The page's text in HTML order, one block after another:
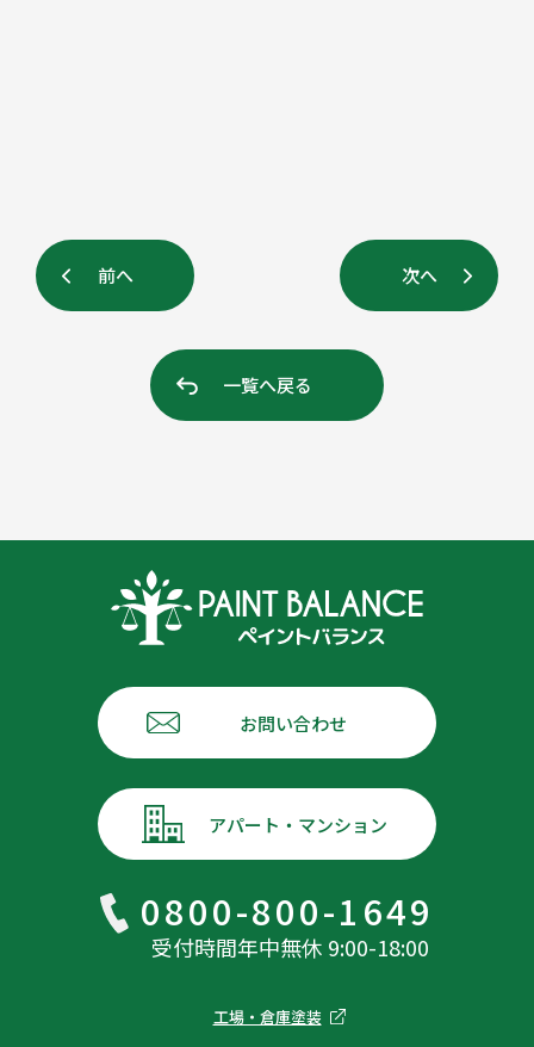
前へ 次へ
一覧へ戻る
0800-800-1649
受付時間年中無休 9:00-18:00
お問い合わせ
アパート・マンション
工場・倉庫塗装